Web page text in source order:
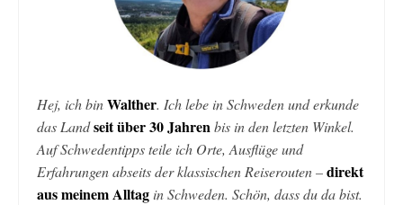
Hej, ich binWalther. Ich lebe in Schweden und erkunde
das Landseit über 30 Jahren bis in den letzten Winkel.
Auf Schwedentipps teile ich Orte, Ausflüge und
Erfahrungen abseits der klassischen Reiserouten –direkt
aus meinem Alltag in Schweden. Schön, dass du da bist.